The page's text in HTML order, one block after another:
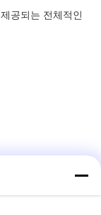
공되는 전체적인